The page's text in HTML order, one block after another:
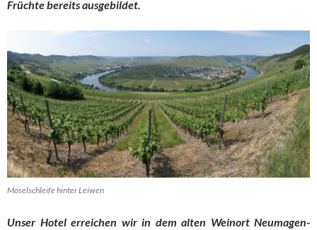
Früchte bereits ausgebildet.
Moselschleife hinter Leiwen
Unser Hotel erreichen wir in dem alten Weinort Neumagen-